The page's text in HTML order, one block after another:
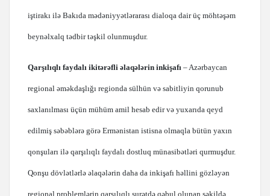
iştirakı ilə Bakıda mədəniyyətlərarası dialoqa dair üç möhtəşəm
beynəlxalq tədbir təşkil olunmuşdur.
Qarşılıqlı faydalı ikitərəfli əlaqələrin inkişafı – Azərbaycan
regional əməkdaşlığı regionda sülhün və sabitliyin qorunub
saxlanılması üçün mühüm amil hesab edir və yuxarıda qeyd
edilmiş səbəblərə görə Ermənistan istisna olmaqla bütün yaxın
qonşuları ilə qarşılıqlı faydalı dostluq münasibətləri qurmuşdur.
Qonşu dövlətlərlə əlaqələrin daha da inkişafı həllini gözləyən
regional problemlərin qarşılıqlı surətdə qəbul olunan şəkildə